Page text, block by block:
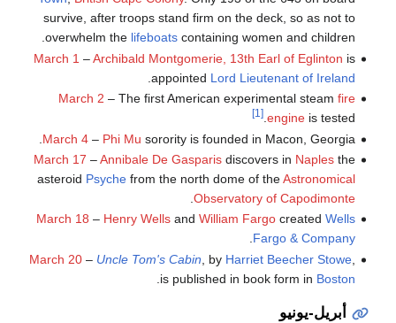
survive, after troops stand firm on the deck, so as not to
overwhelm the lifeboatscontaining women and children.
March 1 –Archibald Montgomerie, 13th Earl of Eglinton is
appointed Lord Lieutenant of Ireland
March 2 – The first American experimental steam fire
engineis tested.
[1]
March 4– Phi Mu sorority is founded in Macon, Georgia.
March 17 –Annibale De Gasparisdiscovers in Naplesthe
asteroid Psychefrom the north dome of theAstronomical
Observatory of Capodimonte
March 18 – Henry Wellsand William Fargocreated Wells
Fargo & Company
.
March 20– Uncle Tom's Cabin , by Harriet Beecher Stowe,
is published in book form in Boston
أبريل-يونيو